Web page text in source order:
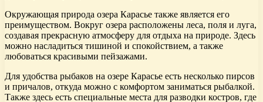
Окружающая природа озера Карасье также является его
преимуществом. Вокруг озера расположены леса, поля и луга,
создавая прекрасную атмосферу для отдыха на природе. Здесь
можно насладиться тишиной и спокойствием, а также
любоваться красивыми пейзажами.
Для удобства рыбаков на озере Карасье есть несколько пирсов
и причалов, откуда можно с комфортом заниматься рыбалкой.
Также здесь есть специальные места для разводки костров, где